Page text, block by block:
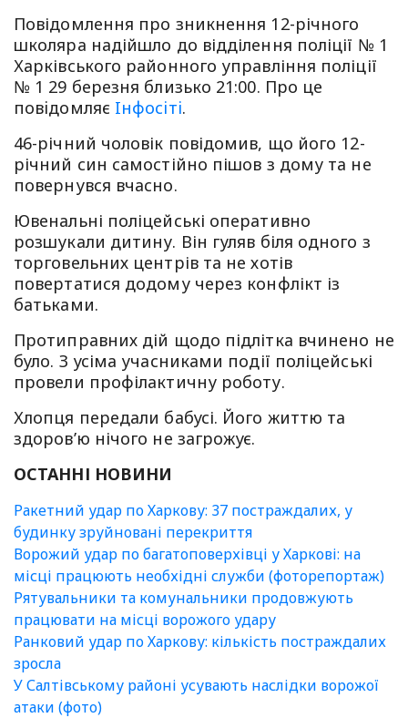
Повідомлення про зникнення 12-річного
школяра надійшло до відділення поліції № 1
Харківського районного управління поліції
№ 1 29 березня близько 21:00. Про це
повiдомляє Iнфосiтi.
46-річний чоловік повідомив, що його 12-
річний син самостійно пішов з дому та не
повернувся вчасно.
Ювенальні поліцейські оперативно
розшукали дитину. Він гуляв біля одного з
торговельних центрів та не хотів
повертатися додому через конфлікт із
батьками.
Протиправних дій щодо підлітка вчинено не
було. З усіма учасниками події поліцейські
провели профілактичну роботу.
Хлопця передали бабусі. Його життю та
здоров’ю нічого не загрожує.
ОСТАННІ НОВИНИ
Ракетний удар по Харкову: 37 постраждалих, у
будинку зруйновані перекриття
Ворожий удар по багатоповерхівці у Харкові: на
місці працюють необхідні служби (фоторепортаж)
Рятувальники та комунальники продовжують
працювати на місці ворожого удару
Ранковий удар по Харкову: кількість постраждалих
зросла
У Салтівському районі усувають наслідки ворожої
атаки (фото)